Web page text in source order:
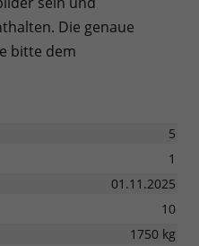
Die genaue
bitte dem
5
1
01.11.2025
10
1750 kg